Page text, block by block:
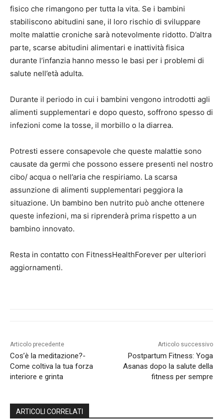
fisico che rimangono per tutta la vita. Se i bambini
stabiliscono abitudini sane, il loro rischio di sviluppare
molte malattie croniche sarà notevolmente ridotto. D’altra
parte, scarse abitudini alimentari e inattività fisica
durante l’infanzia hanno messo le basi per i problemi di
salute nell’età adulta.
Durante il periodo in cui i bambini vengono introdotti agli
alimenti supplementari e dopo questo, soffrono spesso di
infezioni come la tosse, il morbillo o la diarrea.
Potresti essere consapevole che queste malattie sono
causate da germi che possono essere presenti nel nostro
cibo/ acqua o nell’aria che respiriamo. La scarsa
assunzione di alimenti supplementari peggiora la
situazione. Un bambino ben nutrito può anche ottenere
queste infezioni, ma si riprenderà prima rispetto a un
bambino innovato.
Resta in contatto con FitnessHealthForever per ulteriori
aggiornamenti.
Articolo precedente
Cos’è la meditazione?-
Come coltiva la tua forza
interiore e grinta
Articolo successivo
Postpartum Fitness: Yoga
Asanas dopo la salute della
fitness per sempre
ARTICOLI CORRELATI